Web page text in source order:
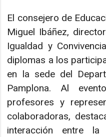
El consejero de
Miguel Ibáñez,
Igualdad y
diplomas a los
en la sede del
Pamplona. Al
profesores y
colaboradoras,
interacción entre